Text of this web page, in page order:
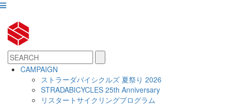
CAMPAIGN
ストラーダバイシクルズ 夏祭り 2026
STRADABICYCLES 25th Anniversary
リスタートサイクリングプログラム